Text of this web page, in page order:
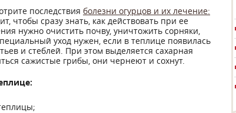
последствия болезни огурцов и их лечение:
чтобы сразу знать, как действовать при ее
нужно очистить почву, уничтожить сорняки,
уход нужен, если в теплице появилась
и стеблей. При этом выделяется сахарная
сажистые грибы, они чернеют и сохнут.